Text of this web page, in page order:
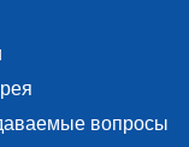
вопросы